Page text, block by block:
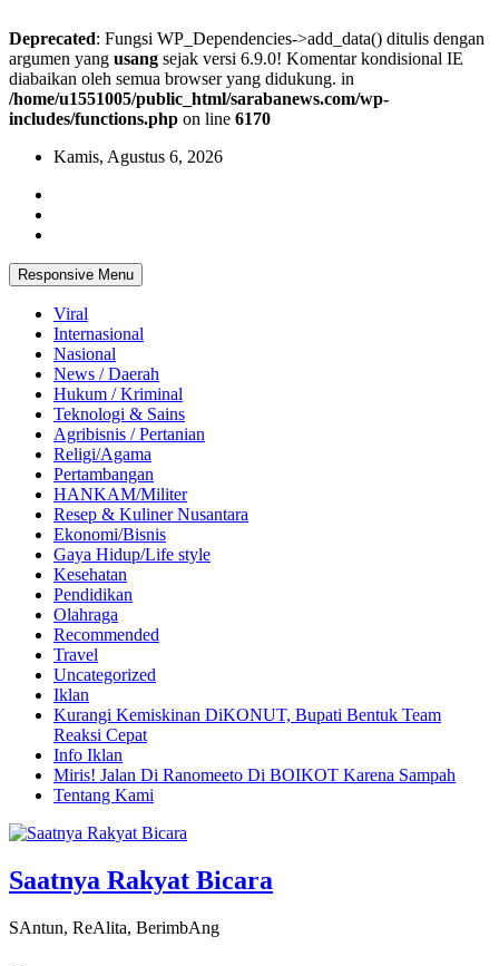
Deprecated: Fungsi WP_Dependencies->add_data() ditulis dengan
argumen yang usang sejak versi 6.9.0! Komentar kondisional IE
diabaikan oleh semua browser yang didukung. in
/home/u1551005/public_html/sarabanews.com/wp-
includes/functions.php on line 6170
Skip
content
Kamis, Agustus 6, 2026
Responsive Menu
Viral
Internasional
Nasional
News / Daerah
Hukum / Kriminal
Teknologi & Sains
Agribisnis / Pertanian
Religi/Agama
Pertambangan
HANKAM/Militer
Resep & Kuliner Nusantara
Ekonomi/Bisnis
Gaya Hidup/Life style
Kesehatan
Pendidikan
Olahraga
Recommended
Travel
Uncategorized
Iklan
Kurangi Kemiskinan DiKONUT, Bupati Bentuk Team
Reaksi Cepat
Info Iklan
Miris! Jalan Di Ranomeeto Di BOIKOT Karena Sampah
Tentang Kami
Saatnya Rakyat Bicara
SAntun, ReAlita, BerimbAng